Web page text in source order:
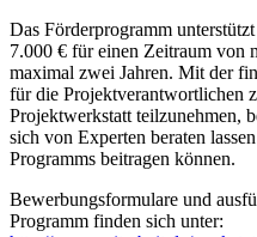
Das Förderprogramm
7.000 € für einen Zeitraum von
maximal zwei Jahren. Mit der
für die Projektverantwortlichen
Projektwerkstatt teilzunehmen,
sich von Experten beraten
Programms beitragen können.
Bewerbungsformulare und
Programm finden sich unter: